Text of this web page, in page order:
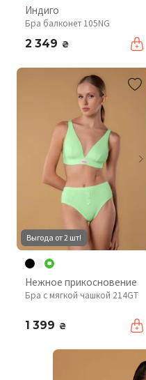
Индиго
Бра балконет 105NG
2 349 ₴
Выгода от 2 шт!
Нежное прикосновение
Бра с мягкой чашкой 214GT
1 399 ₴